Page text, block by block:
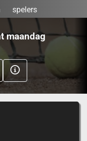
spelers
maandag